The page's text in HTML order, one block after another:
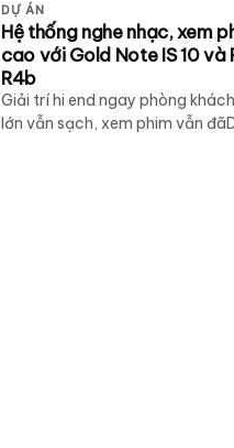
DỰ ÁN
Hệ thống nghe nhạc, xem
cao với Gold Note IS 10 và
R4b
Giải trí hi end ngay phòng
lớn vẫn sạch, xem phim vẫn